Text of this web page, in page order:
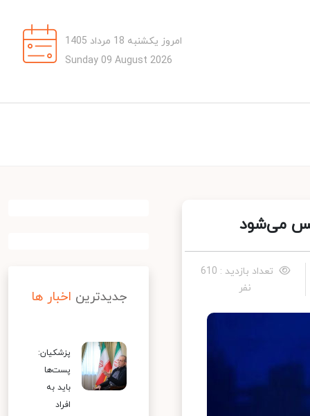
امروز یکشنبه 18 مرداد 1405
Sunday 09 August 2026
می‌شود
تعداد بازدید : 610
نفر
جدیدترین اخبار ها
پزشکیان:
پست‌ها
باید به
افراد